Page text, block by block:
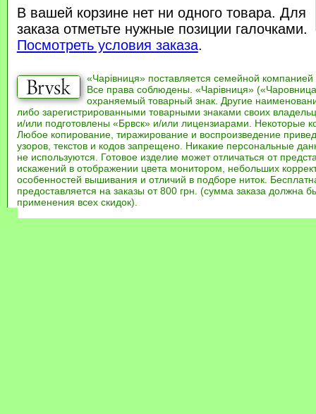
В вашей корзине нет ни одного товара. Для
заказа отметьте нужные позиции галочками.
Посмотреть условия заказа.
«Чарівниця» поставляется семейной компанией
Все права соблюдены. «Чарівниця»
охраняемый товарный знак. Другие
либо зарегистрированными товарными знаками своих
и/или подготовлены «Брвск» и/или лицензиарами. Некоторые
Любое копирование, тиражирование и воспроизведение
узоров, текстов и кодов запрещено. Никакие персональные
не используются. Готовое изделие может отличаться от
искажений в отображении цвета монитором, небольших
особенностей вышивания и отличий в подборе ниток.
предоставляется на заказы от 800 грн. (сумма заказа должна
применения всех скидок).